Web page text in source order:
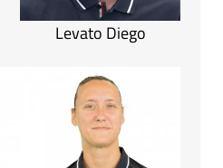
Levato Diego